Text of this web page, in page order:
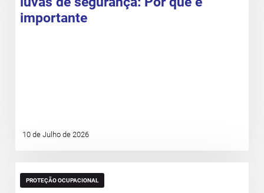
importante
10 de Julho de 2026
PROTEÇÃO OCUPACIONAL